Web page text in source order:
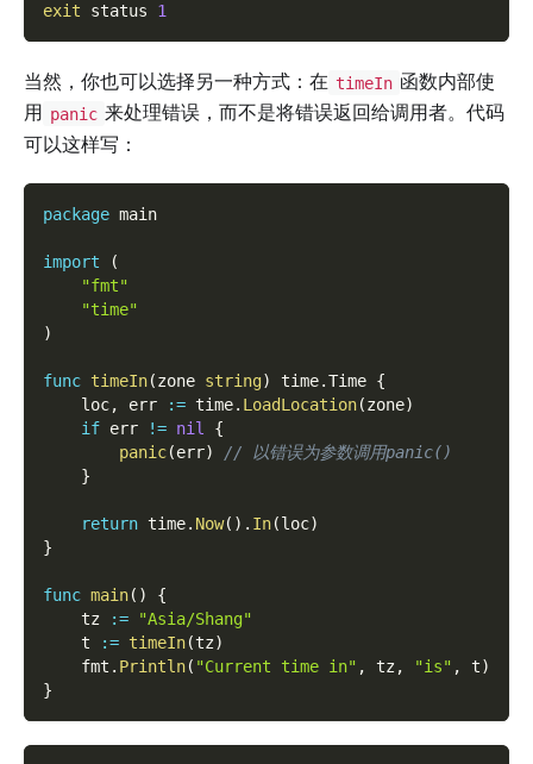
exit status 1
当然，你也可以选择另一种方式：在 timeIn 函数内部使
用 panic 来处理错误，而不是将错误返回给调用者。代码
可以这样写：
package main
import
(
"fmt"
"time"
)
func timeIn(zone string) time.Time {
    loc
, err := time. LoadLocation(zone)
if err != nil
{
panic(err)
// 以错误为参数调用panic()
}
return time. Now( ) . In(loc)
}
func main( )
{
    tz
:=
"Asia/Shang"
    t
:= timeIn(tz)
    fmt
. Println( "Current time in" , tz , "is" , t)
}